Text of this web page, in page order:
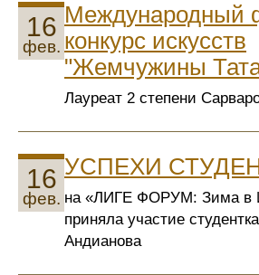
16
фев.
Международный
конкурс искусств
"Жемчужины
Лауреат 2 степени
16
фев.
УСПЕХИ
на «ЛИГЕ ФОРУМ: Зима в
приняла участие
Андианова